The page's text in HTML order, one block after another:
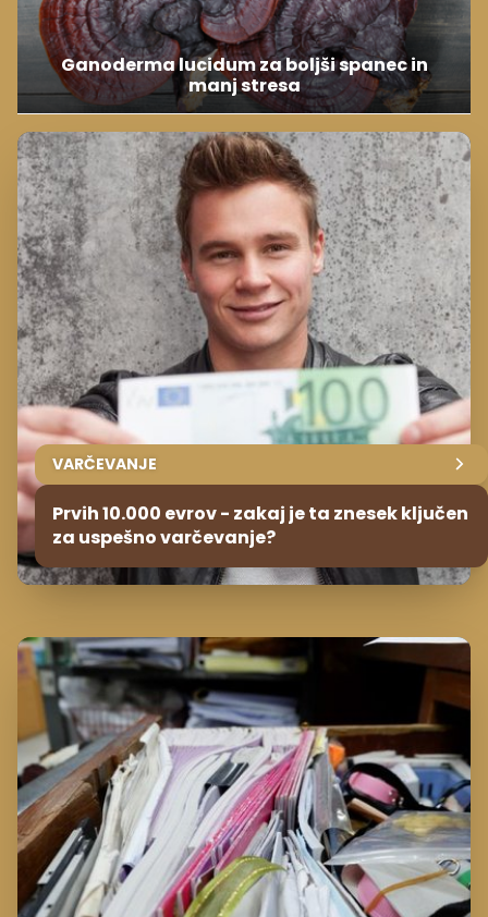
Ganoderma lucidum za boljši spanec in
manj stresa
VARČEVANJE
Prvih 10.000 evrov - zakaj je ta znesek ključen
za uspešno varčevanje?